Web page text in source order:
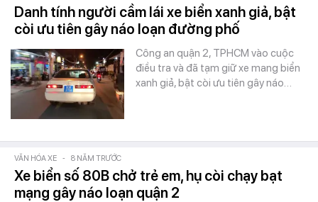
Danh tính người cầm lái xe biển xanh giả, bật
còi ưu tiên gây náo loạn đường phố
Công an quận 2, TPHCM vào cuộc
điều tra và đã tạm giữ xe mang biển
xanh giả, bật còi ưu tiên gây náo…
VĂN HÓA XE - 8 NĂM TRƯỚC
Xe biển số 80B chở trẻ em, hụ còi chạy bạt
mạng gây náo loạn quận 2